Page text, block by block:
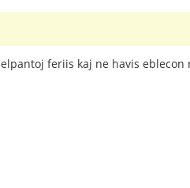
feriis kaj ne havis eblecon